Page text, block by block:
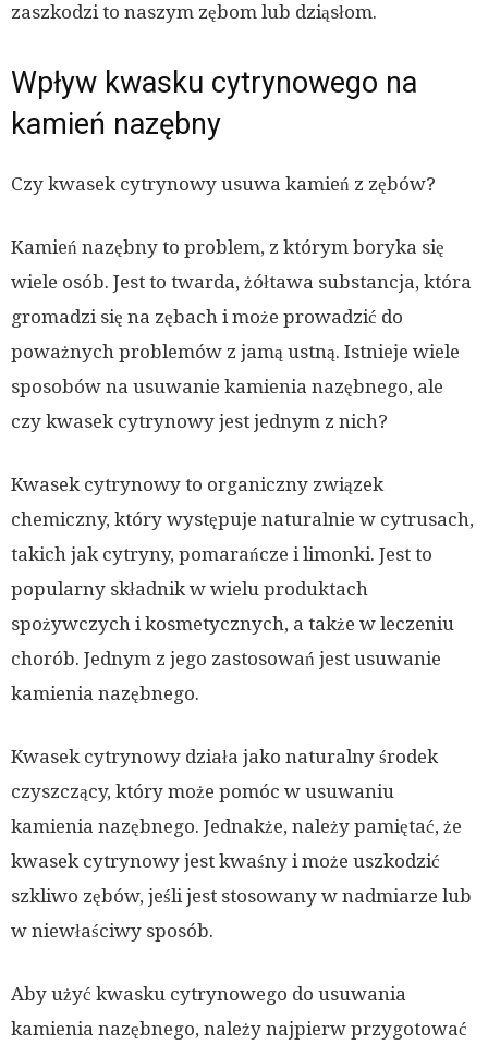
zaszkodzi to naszym zębom lub dziąsłom.
Wpływ kwasku cytrynowego na
kamień nazębny
Czy kwasek cytrynowy usuwa kamień z zębów?
Kamień nazębny to problem, z którym boryka się
wiele osób. Jest to twarda, żółtawa substancja, która
gromadzi się na zębach i może prowadzić do
poważnych problemów z jamą ustną. Istnieje wiele
sposobów na usuwanie kamienia nazębnego, ale
czy kwasek cytrynowy jest jednym z nich?
Kwasek cytrynowy to organiczny związek
chemiczny, który występuje naturalnie w cytrusach,
takich jak cytryny, pomarańcze i limonki. Jest to
popularny składnik w wielu produktach
spożywczych i kosmetycznych, a także w leczeniu
chorób. Jednym z jego zastosowań jest usuwanie
kamienia nazębnego.
Kwasek cytrynowy działa jako naturalny środek
czyszczący, który może pomóc w usuwaniu
kamienia nazębnego. Jednakże, należy pamiętać, że
kwasek cytrynowy jest kwaśny i może uszkodzić
szkliwo zębów, jeśli jest stosowany w nadmiarze lub
w niewłaściwy sposób.
Aby użyć kwasku cytrynowego do usuwania
kamienia nazębnego, należy najpierw przygotować